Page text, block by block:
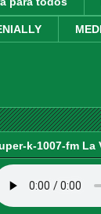
k-1007-fm La